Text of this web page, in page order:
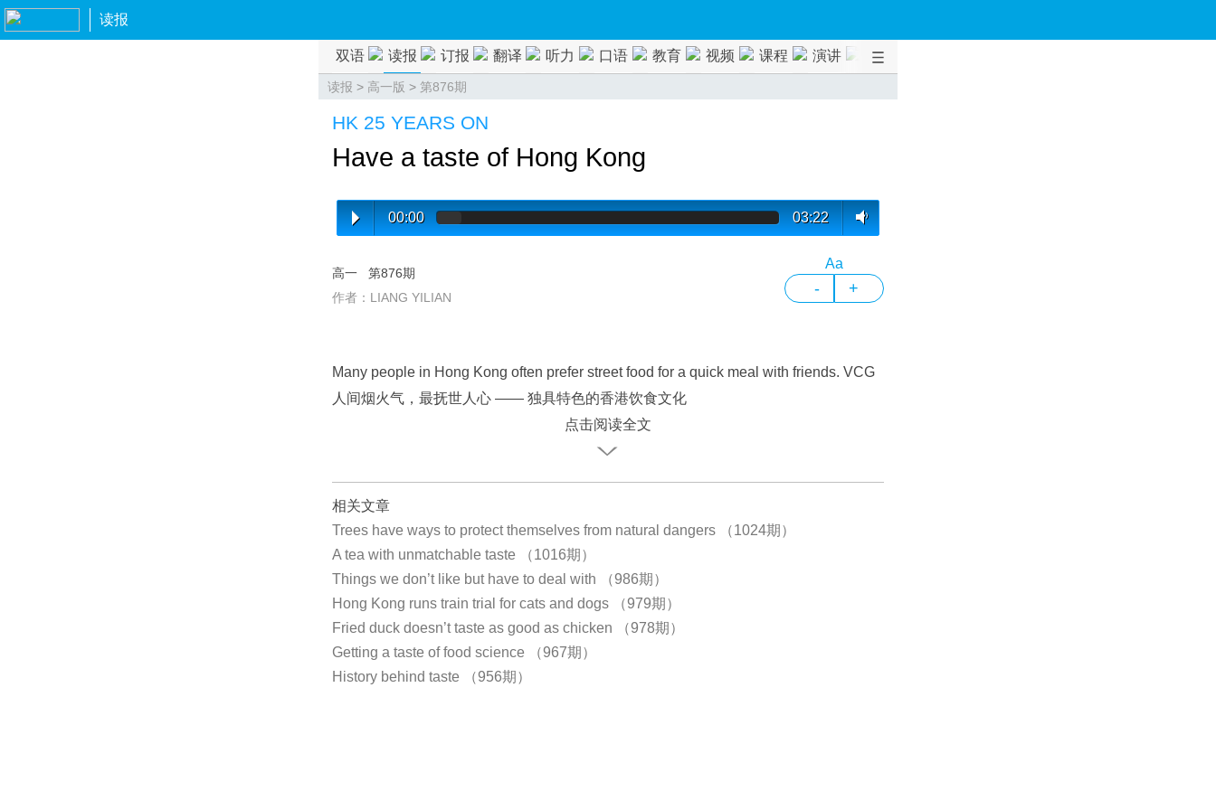
读报
双语 读报 订报 翻译 听力 口语 教育 视频 课程 演讲
读报 > 高一版 > 第876期
HK 25 YEARS ON
Have a taste of Hong Kong
00:00 03:22
高一
第876期
作者：LIANG YILIAN
Aa
- +
Many people in Hong Kong often prefer street food for a quick meal with friends. VCG
人间烟火气，最抚世人心 —— 独具特色的香港饮食文化
点击阅读全文
相关文章
Trees have ways to protect themselves from natural dangers （1024期）
A tea with unmatchable taste （1016期）
Things we don’t like but have to deal with （986期）
Hong Kong runs train trial for cats and dogs （979期）
Fried duck doesn’t taste as good as chicken （978期）
Getting a taste of food science （967期）
History behind taste （956期）